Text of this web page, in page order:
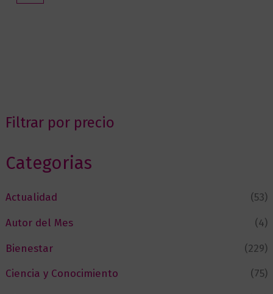
Filtrar por precio
Categorias
Actualidad
(53)
Autor del Mes
(4)
Bienestar
(229)
Ciencia y Conocimiento
(75)